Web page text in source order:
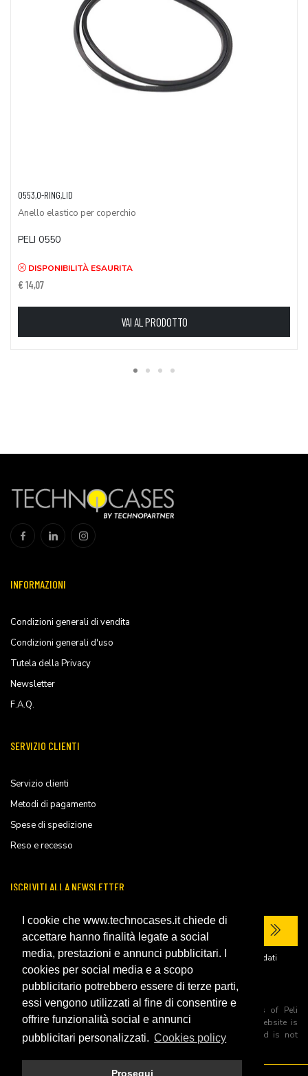
I cookie che www.technocases.it chiede di
accettare hanno finalità legate a social
media, prestazioni e annunci pubblicitari. I
cookies per social media e a scopo
pubblicitario potrebbero essere di terze parti,
essi vengono utilizzati al fine di consentire e
offrire funzionalità social e annunci
pubblicitari personalizzati. Cookies policy
Prosegui
0553,O-RING,LID
Anello elastico per coperchio
PELI 0550
DISPONIBILITÀ ESAURITA
€ 14,07
VAI AL PRODOTTO
INFORMAZIONI
Condizioni generali di vendita
Condizioni generali d'uso
Tutela della Privacy
Newsletter
F.A.Q.
SERVIZIO CLIENTI
Servizio clienti
Metodi di pagamento
Spese di spedizione
Reso e recesso
ISCRIVITI ALLA NEWSLETTER
Ho letto laprivacy policy del sito e acconsento al trattamento dei miei dati
personali per ricevere comunicazioni commerciali.
All trademarks are registered and/or unregistered trademarks of Peli
Products, S.L.U. its parents, subsiadiries and affiliates. This website is
independently owned and operated by Technopartner SRL and is not
owned by Peli Products, S.L.U